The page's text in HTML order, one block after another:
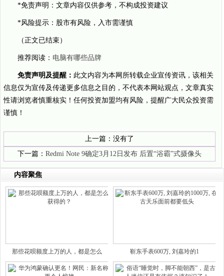
*免责声明：文章内容仅供参考，不构成投资建议
*风险提示：股市有风险，入市需谨慎
（正文已结束）
推荐阅读： 电脑有哪些品牌
免责声明及提醒： 此文内容为本网所转载企业宣传资讯，该相关
信息仅为宣传及传递更多信息之目的，不代表本网站观点，文章真实
性请浏览者慎重核实！任何投资加盟均有风险，提醒广大民众投资需
谨慎！
上一篇：没有了
下一篇： Redmi Note 9确定3月12日发布 后置“浴霸”式摄像头
内容聚焦
那些花呗额度上万的人，都是怎么 靳东手表600万, 刘嘉玲的1